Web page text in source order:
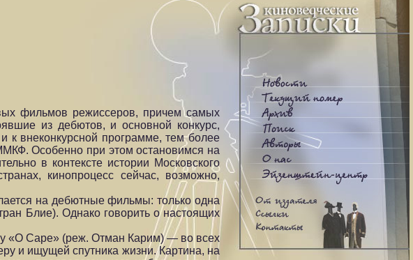
фильмов режиссеров, причем самых
из дебютов, и основной конкурс,
к внеконкурсной программе, тем более
Особенно при этом остановимся на
в контексте истории Московского
кинопроцесс сейчас, возможно,
на дебютные фильмы: только одна
Блие). Однако говорить о настоящих
«О Саре» (реж. Отман Карим) — во всех
и ищущей спутника жизни. Картина, на